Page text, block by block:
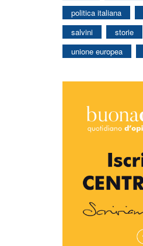
politica italiana
salvini
storie
unione europea